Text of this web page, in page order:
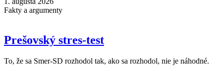
Fakty a argumenty
Prešovský stres-test
To, že sa Smer-SD rozhodol tak, ako sa rozhodol, nie je náhodné.